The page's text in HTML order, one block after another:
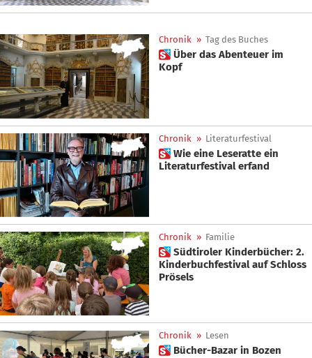
Chronik » Tag des Buches
 Über das Abenteuer im
Kopf
Chronik » Literaturfestival
 Wie eine Leseratte ein
Literaturfestival erfand
Chronik » Familie
 Südtiroler Kinderbücher: 2.
Kinderbuchfestival auf Schloss
Prösels
Chronik » Lesen
 Bücher-Bazar in Bozen